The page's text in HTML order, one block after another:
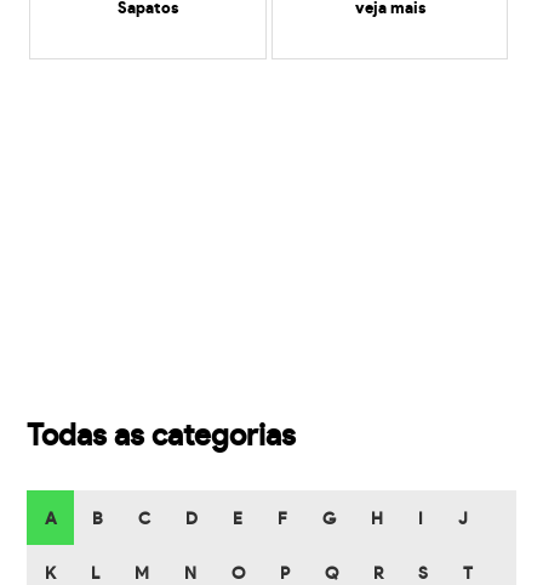
Sapatos veja mais
Todas as categorias
A B C D E F G H J
K L M N O P Q R S T